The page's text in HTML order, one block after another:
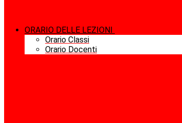
ORARIO DELLE LEZIONI
Orario Classi
Orario Docenti